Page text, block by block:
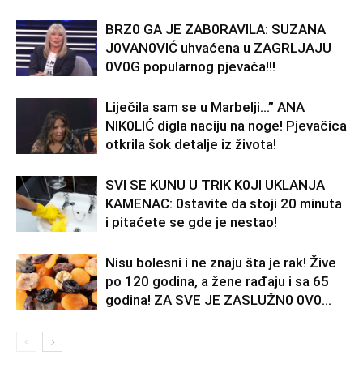
BRZ0 GA JE ZAB0RAVlLA: SUZANA
J0VAN0VIĆ uhvaćena u ZAGRLJAJU
0V0G popularnog pjevača!!!
Liječila sam se u Marbelji…” ANA
NlK0LlĆ digla naciju na noge! Pjevačica
otkrila šok detalje iz života!
SVl SE KUNU U TRlK K0Jl UKLANJA
KAMENAC: 0stavite da stoji 20 minuta
i pitaćete se gde je nestao!
Nisu bolesni i ne znaju šta je rak! Žive
po 120 godina, a žene rađaju i sa 65
godina! ZA SVE JE ZASLUŽN0 0V0...